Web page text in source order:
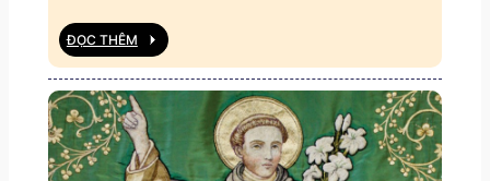
ĐỌC THÊM